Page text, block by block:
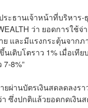
ะธานเจ้าหน้าที่บริหาร-ธุ
ว่า ยอดการ
ย และมีแรงกระตุ้นจา
เติบโตราว 1% เมื่อเ
8%”
ผ่านบัตรเงินสดลดลงร
ซึ่งปกติแล้วยอดกดเงิ